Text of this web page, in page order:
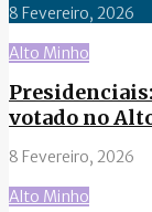
8 Fevereiro, 2026
Alto Minho
votado no
8 Fevereiro, 2026
Alto Minho